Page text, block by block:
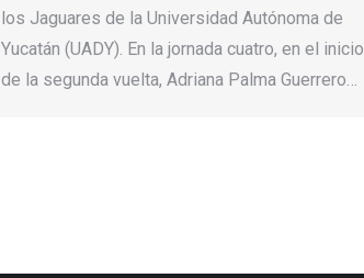
los Jaguares de la Universidad Autónoma de
Yucatán (UADY). En la jornada cuatro, en el inicio
de la segunda vuelta, Adriana Palma Guerrero…